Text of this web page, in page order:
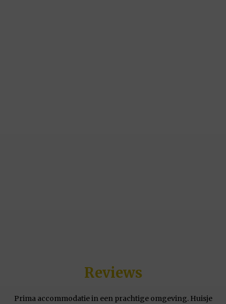
Reviews
Prima accommodatie in een prachtige omgeving. Huisje